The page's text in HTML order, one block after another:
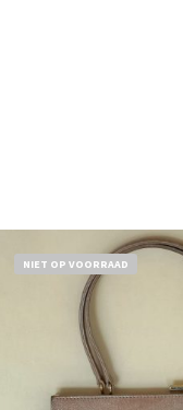
NIET OP VOORRAAD